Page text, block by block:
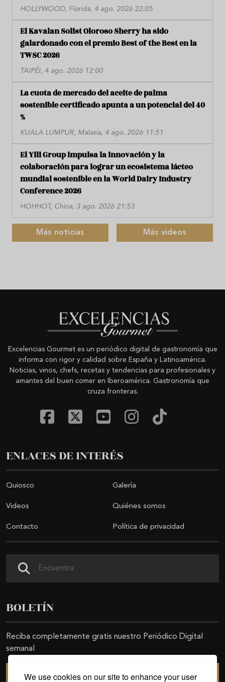
We use cookies on our site to enhance your user
HOLLYWOOD, Florida, 4 ago. 2026 22:05
El Kavalan Solist Oloroso Sherry ha sido
galardonado con el premio Best of the Best en la
TWSC 2026
TAIPÉI, 4 ago. 2026 12:00
La cuota de mercado del aceite de palma
sostenible certificado apunta a un potencial del 40
%
KUALA LUMPUR, Malasia, 4 ago. 2026 11:51
El Yili Group impulsa la innovación y la
colaboración para lograr un ecosistema lácteo
mundial sostenible en la World Dairy Industry
Conference 2026
HOHHOT, China, 3 ago. 2026 21:53
Más noticias Más videos
Excelencias Gourmet es un periódico digital de gastronomía que
informa con rigor y calidad sobre España y Latinoamérica.
Noticias, vinos, chefs, recetas y tendencias para profesionales y
amantes del buen comer en Iberoamérica. Gastronomía que
cruza fronteras.
ENLACES DE INTERÉS
Quiosco Galería
Videos Quiénes somos
Contacto Política de privacidad
BOLETÍN
Reciba completamente gratis nuestro Periódico Digital
semanal
SUSCRIBIRSE